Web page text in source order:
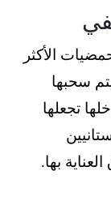
الأكثر
سحبها
تجعلها
بها.